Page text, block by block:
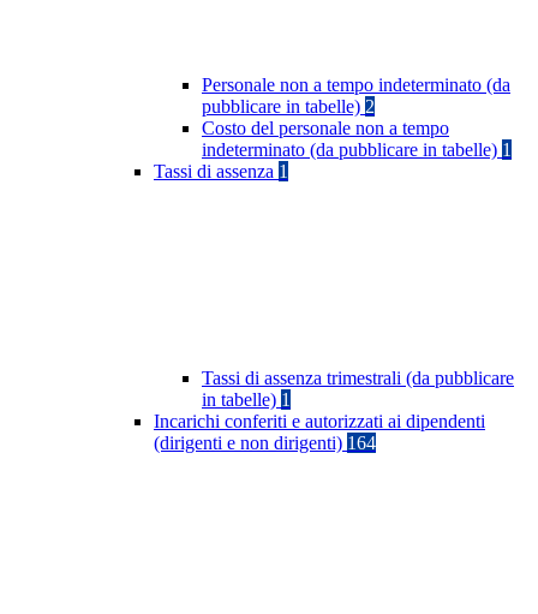
Personale non a tempo indeterminato (da
pubblicare in tabelle) 2
Costo del personale non a tempo
indeterminato (da pubblicare in tabelle) 1
Tassi di assenza 1
Tassi di assenza trimestrali (da pubblicare
in tabelle) 1
Incarichi conferiti e autorizzati ai dipendenti
(dirigenti e non dirigenti) 164